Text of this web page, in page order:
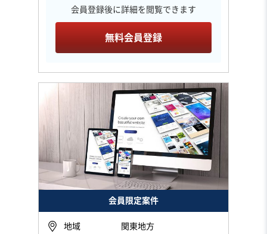
会員登録後に詳細を閲覧できます
無料会員登録
会員限定案件
地域 関東地方